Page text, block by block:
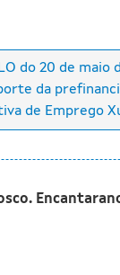
do 20 de maio
da
de Emprego